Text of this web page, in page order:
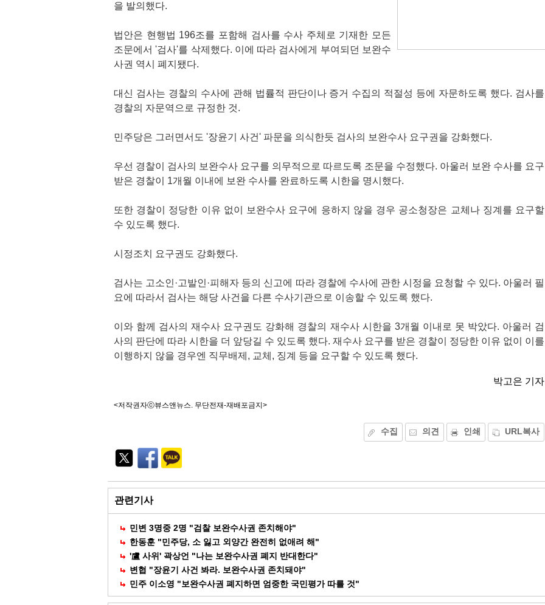
을 발의했다.
법안은 현행법 196조를 포함해 검사를 수사 주체로 기재한 모든
조문에서 '검사'를 삭제했다. 이에 따라 검사에게 부여되던 보완수
사권 역시 폐지됐다.
대신 검사는 경찰의 수사에 관해 법률적 판단이나 증거 수집의 적절성 등에 자문하도록 했다. 검사를
경찰의 자문역으로 규정한 것.
민주당은 그러면서도 '장윤기 사건' 파문을 의식한듯 검사의 보완수사 요구권을 강화했다.
우선 경찰이 검사의 보완수사 요구를 의무적으로 따르도록 조문을 수정했다. 아울러 보완 수사를 요구
받은 경찰이 1개월 이내에 보완 수사를 완료하도록 시한을 명시했다.
또한 경찰이 정당한 이유 없이 보완수사 요구에 응하지 않을 경우 공소청장은 교체나 징계를 요구할
수 있도록 했다.
시정조치 요구권도 강화했다.
검사는 고소인·고발인·피해자 등의 신고에 따라 경찰에 수사에 관한 시정을 요청할 수 있다. 아울러 필
요에 따라서 검사는 해당 사건을 다른 수사기관으로 이송할 수 있도록 했다.
이와 함께 검사의 재수사 요구권도 강화해 경찰의 재수사 시한을 3개월 이내로 못 박았다. 아울러 검
사의 판단에 따라 시한을 더 앞당길 수 있도록 했다. 재수사 요구를 받은 경찰이 정당한 이유 없이 이를
이행하지 않을 경우엔 직무배제, 교체, 징계 등을 요구할 수 있도록 했다.
박고은 기자
<저작권자ⓒ뷰스앤뉴스. 무단전재-재배포금지>
능
수집 의견 인쇄 URL복사
외
공
유
관련기사
민변 3명중 2명 "검찰 보완수사권 존치해야"
한동훈 "민주당, 소 잃고 외양간 완전히 없애려 해"
'盧 사위' 곽상언 "나는 보완수사권 폐지 반대한다"
변협 "장윤기 사건 봐라. 보완수사권 존치돼야"
민주 이소영 "보완수사권 폐지하면 엄중한 국민평가 따를 것"